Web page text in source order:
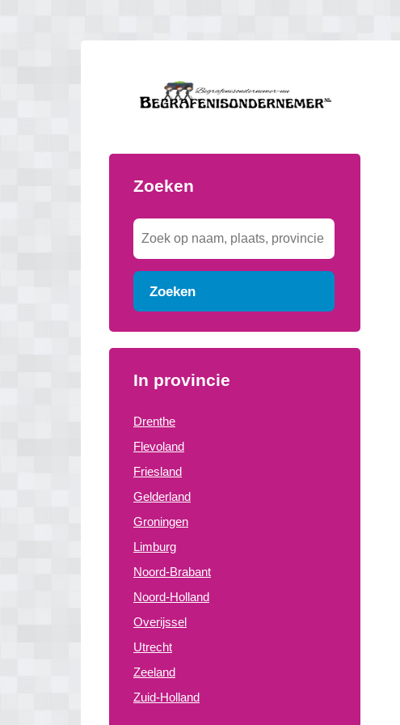
Zoeken
Zoeken
In provincie
Drenthe
Flevoland
Friesland
Gelderland
Groningen
Limburg
Noord-Brabant
Noord-Holland
Overijssel
Utrecht
Zeeland
Zuid-Holland